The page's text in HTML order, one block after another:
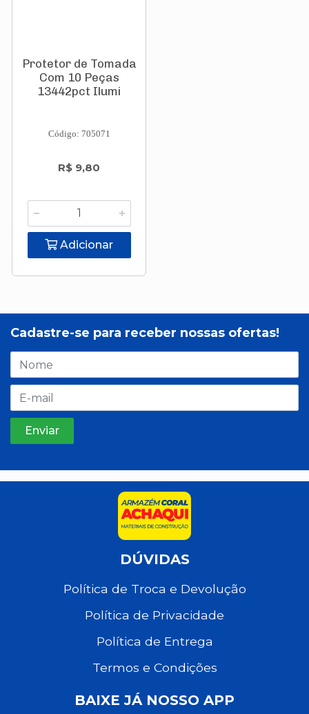
Protetor de Tomada
Com 10 Peças
13442pct Ilumi
Código: 705071
R$ 9,80
Adicionar
Cadastre-se para receber nossas ofertas!
DÚVIDAS
Política de Troca e Devolução
Política de Privacidade
Política de Entrega
Termos e Condições
BAIXE JÁ NOSSO APP